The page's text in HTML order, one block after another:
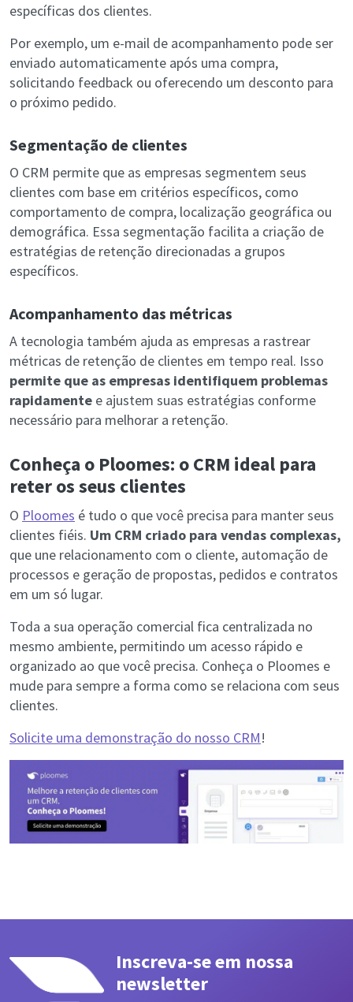
específicas dos clientes.
Por exemplo, um e-mail de acompanhamento pode ser
enviado automaticamente após uma compra,
solicitando feedback ou oferecendo um desconto para
o próximo pedido.
Segmentação de clientes
O CRM permite que as empresas segmentem seus
clientes com base em critérios específicos, como
comportamento de compra, localização geográfica ou
demográfica. Essa segmentação facilita a criação de
estratégias de retenção direcionadas a grupos
específicos.
Acompanhamento das métricas
A tecnologia também ajuda as empresas a rastrear
métricas de retenção de clientes em tempo real. Isso
permite que as empresas identifiquem problemas
rapidamente e ajustem suas estratégias conforme
necessário para melhorar a retenção.
Conheça o Ploomes: o CRM ideal para
reter os seus clientes
O Ploomes é tudo o que você precisa para manter seus
clientes fiéis. Um CRM criado para vendas complexas,
que une relacionamento com o cliente, automação de
processos e geração de propostas, pedidos e contratos
em um só lugar.
Toda a sua operação comercial fica centralizada no
mesmo ambiente, permitindo um acesso rápido e
organizado ao que você precisa. Conheça o Ploomes e
mude para sempre a forma como se relaciona com seus
clientes.
Solicite uma demonstração do nosso CRM!
Inscreva-se em nossa
newsletter